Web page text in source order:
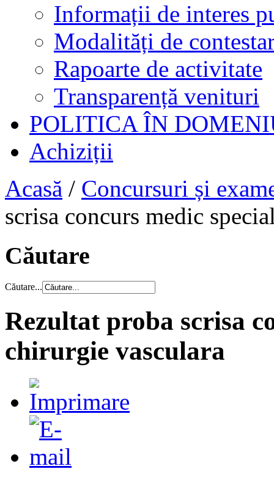
Informații de interes
Modalități de
Rapoarte de activitate
Transparență venituri
POLITICA ÎN
Achiziții
Acasă / Concursuri și
scrisa concurs medic
Căutare
Căutare...
Rezultat proba scrisa
chirurgie vasculara